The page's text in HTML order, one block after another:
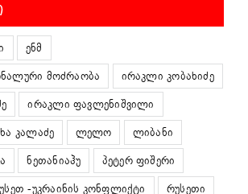
ენმ
მოძრაობა
ირაკლი კობახიძე
ირაკლი ფავლენიშვილი
კალაძე ლელო
ლიბანი
ნეთანიაჰუ
პეტერ ფიშერი
-უკრაინის კონფლიქტი
რუსეთი